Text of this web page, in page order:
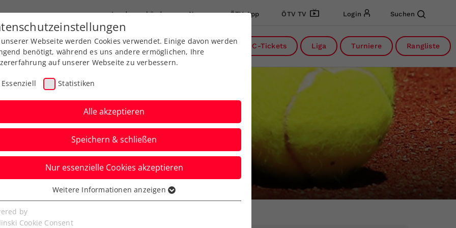
Landesverbände News ÖTV App ÖTV TV Login Suchen
Ausbildung Services Über uns DC-Tickets Liga Turniere Rangliste
Aktuelle News
Webseite werden Cookies verwendet. Einige davon werden
benötigt, während es uns andere ermöglichen, Ihre
auf unserer Webseite zu verbessern.
Essenziell Statistiken
Alle akzeptieren
Speichern & schließen
Nur essenzielle Cookies akzeptieren
Cookies werden für grundlegende Funktionen der
benötigt. Dadurch ist gewährleistet, dass die Webseite
Weitere Informationen anzeigen
by
Cookie Consent